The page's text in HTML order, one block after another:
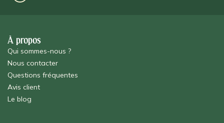
À propos
Qui sommes-nous ?
Nous contacter
Questions fréquentes
Avis client
Le blog